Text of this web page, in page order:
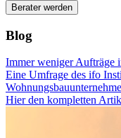
Berater werden
Blog
Immer weniger Aufträge
Eine Umfrage des ifo
Hier den kompletten